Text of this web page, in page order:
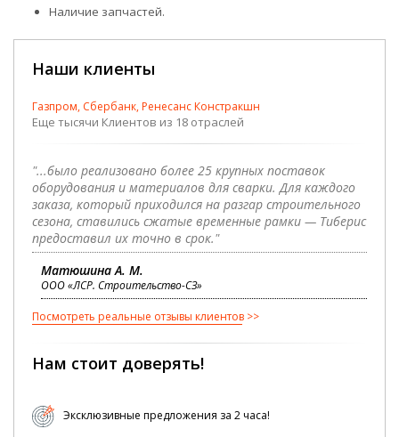
Наличие запчастей.
Наши клиенты
Газпром, Сбербанк, Ренесанс Констракшн
Еще тысячи Клиентов из 18 отраслей
"...было реализовано более 25 крупных поставок
оборудования и материалов для сварки. Для каждого
заказа, который приходился на разгар строительного
сезона, ставились сжатые временные рамки — Тиберис
предоставил их точно в срок."
Матюшина А. М.
ООО «ЛСР. Строительство-СЗ»
Посмотреть реальные отзывы клиентов
Нам стоит доверять!
Эксклюзивные предложения за 2 часа!